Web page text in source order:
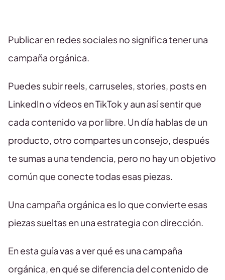
Publicar en redes sociales no significa tener una
campaña orgánica.
Puedes subir reels, carruseles, stories, posts en
LinkedIn o vídeos en TikTok y aun así sentir que
cada contenido va por libre. Un día hablas de un
producto, otro compartes un consejo, después
te sumas a una tendencia, pero no hay un objetivo
común que conecte todas esas piezas.
Una campaña orgánica es lo que convierte esas
piezas sueltas en una estrategia con dirección.
En esta guía vas a ver qué es una campaña
orgánica, en qué se diferencia del contenido de